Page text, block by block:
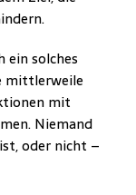
ein solches
mittlerweile
mit
Niemand
oder nicht –